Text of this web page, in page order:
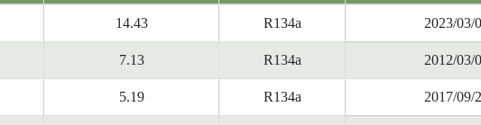
14.43 R134a 2023/03/
7.13 R134a 2012/03/
5.19 R134a 2017/09/